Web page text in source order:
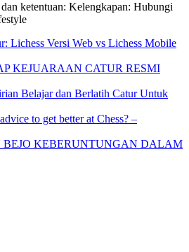
ketentuan: Kelengkapan: Hubungi
Lichess Versi Web vs Lichess Mobile
KEJUARAAN CATUR RESMI
Belajar dan Berlatih Catur Untuk
to get better at Chess? –
KEBERUNTUNGAN DALAM